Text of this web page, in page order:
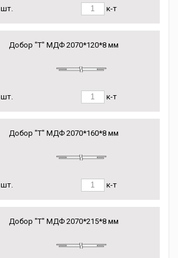
шт. к-т
Добор "Т" МДФ 2070*120*8 мм
шт. к-т
Добор "Т" МДФ 2070*160*8 мм
шт. к-т
Добор "Т" МДФ 2070*215*8 мм